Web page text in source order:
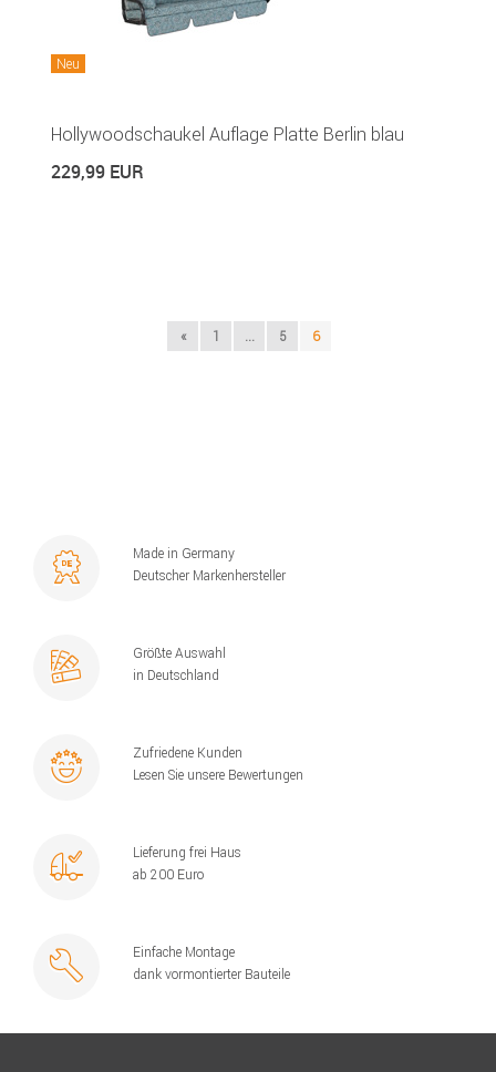
Neu
Hollywoodschaukel Auflage Platte Berlin blau
229,99 EUR
« 1 ... 5 6
Made in Germany
Deutscher Markenhersteller
Größte Auswahl
in Deutschland
Zufriedene Kunden
Lesen Sie unsere Bewertungen
Lieferung frei Haus
ab 200 Euro
Einfache Montage
dank vormontierter Bauteile